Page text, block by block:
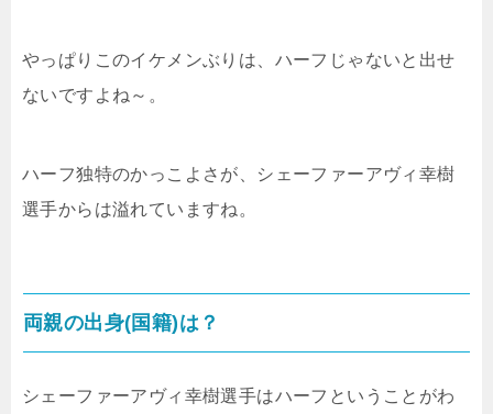
やっぱりこのイケメンぶりは、ハーフじゃないと出せ
ないですよね～。
ハーフ独特のかっこよさが、シェーファーアヴィ幸樹
選手からは溢れていますね。
両親の出身(国籍)は？
シェーファーアヴィ幸樹選手はハーフということがわ